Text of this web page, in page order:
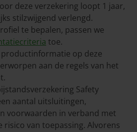
deze verzekering loopt 1 jaar,
stilzwijgend verlengd.
te bepalen, passen we
toe.
op deze
aan de regels van het
Safety
aantal uitsluitingen,
voorwaarden in verband met
risico van toepassing. Alvorens